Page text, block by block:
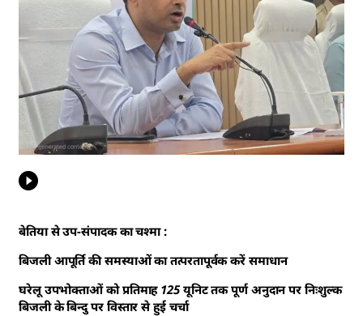
बेतिया से उप-संपादक का चश्मा :
बिजली आपूर्ति की समस्याओं का तत्परतापूर्वक करें समाधान
घरेलू उपभोक्ताओं को प्रतिमाह 125 यूनिट तक पूर्ण अनुदान पर निःशुल्क
बिजली के बिन्दु पर विस्तार से हुई चर्चा